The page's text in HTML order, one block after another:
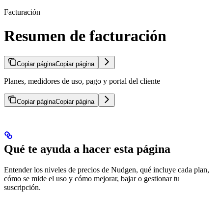
Facturación
Resumen de facturación
Copiar páginaCopiar página
Planes, medidores de uso, pago y portal del cliente
Copiar páginaCopiar página
Qué te ayuda a hacer esta página
Entender los niveles de precios de Nudgen, qué incluye cada plan,
cómo se mide el uso y cómo mejorar, bajar o gestionar tu
suscripción.